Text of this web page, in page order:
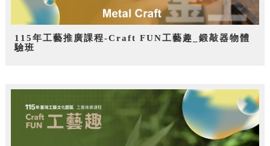
115年工藝推廣課程-Craft FUN工藝趣_鍛敲器物體
驗班